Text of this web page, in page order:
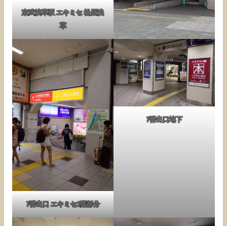
東武浅草駅 エキミセ 松屋浅
草
7番出口 エキミセ1階部分
7番出口地下